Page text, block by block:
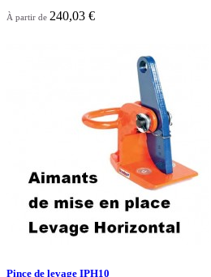
À partir de 240,03 €
Pince de levage IPH10